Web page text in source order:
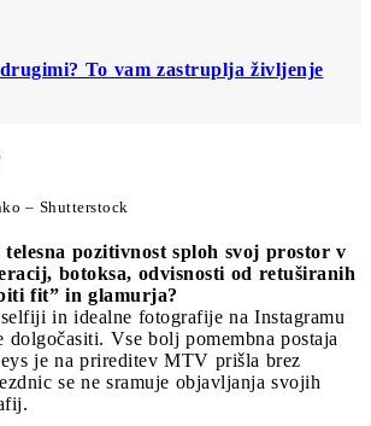
To vam zastruplja življenje
– Shutterstock
pozitivnost sploh svoj prostor v
botoksa, odvisnosti od retuširanih
fit” in glamurja?
in idealne fotografije na Instagramu
dolgočasiti. Vse bolj pomembna postaja
je na prireditev MTV prišla brez
se ne sramuje objavljanja svojih